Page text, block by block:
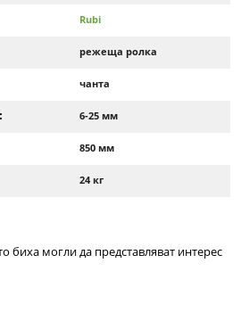
Rubi
режеща ролка
чанта
6-25 мм
850 мм
24 кг
биха могли да представляват интерес